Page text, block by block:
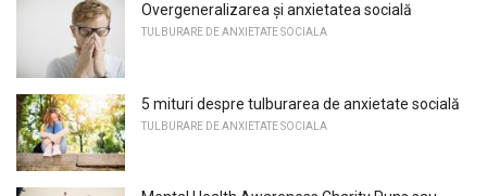
Overgeneralizarea și anxietatea socială
TULBURARE DE ANXIETATE SOCIALA
5 mituri despre tulburarea de anxietate socială
TULBURARE DE ANXIETATE SOCIALA